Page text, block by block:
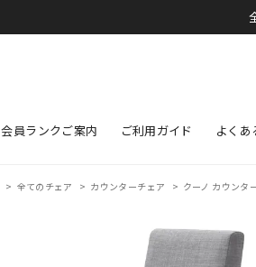
会員ランクご案内 ご利用ガイド よくあ
> 全てのチェア > カウンターチェア > クーノ カウンタ